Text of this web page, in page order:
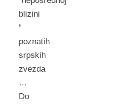
blizini
”
poznatih
srpskih
zvezda
…
Do